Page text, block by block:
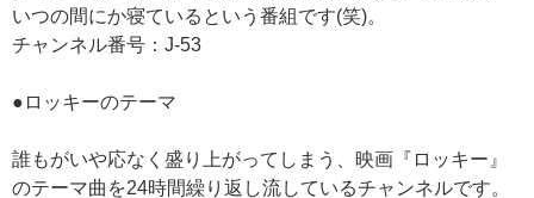
いつの間にか寝ているという番組です(笑)。
チャンネル番号：J-53
●ロッキーのテーマ
誰もがいや応なく盛り上がってしまう、映画『ロッキー』
のテーマ曲を24時間繰り返し流しているチャンネルです。